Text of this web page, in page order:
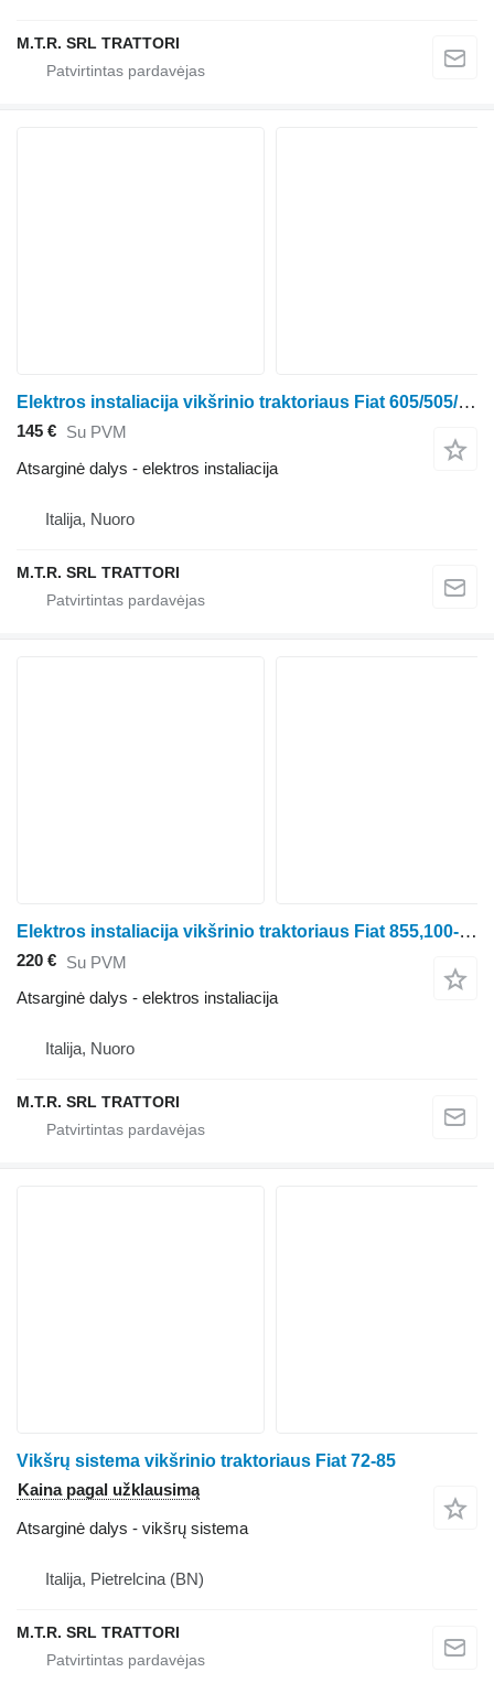
M.T.R. SRL TRATTORI
Elektros instaliacija vikšrinio traktoriaus Fiat 605/505/555/455/355 C
145 € Su PVM
Atsarginė dalys - elektros instaliacija
Italija, Nuoro
M.T.R. SRL TRATTORI
Elektros instaliacija vikšrinio traktoriaus Fiat 855,100-55
220 € Su PVM
Atsarginė dalys - elektros instaliacija
Italija, Nuoro
M.T.R. SRL TRATTORI
Vikšrų sistema vikšrinio traktoriaus Fiat 72-85
Kaina pagal užklausimą
Atsarginė dalys - vikšrų sistema
Italija, Pietrelcina (BN)
M.T.R. SRL TRATTORI